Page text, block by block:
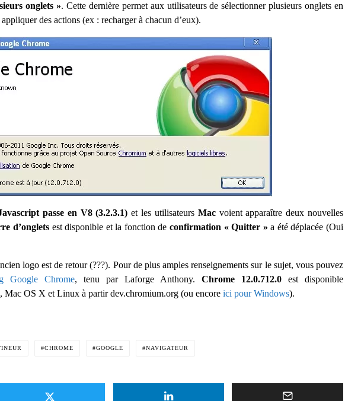
onglets ». Cette dernière permet aux utilisateurs de sélectionner plusieurs onglets en
des actions (ex : recharger à chacun d’eux).
passe en V8 (3.2.3.1) et les utilisateurs Mac voient apparaître deux nouvelles
d’ongletsest disponible et la fonction de confirmation « Quitter » a été déplacée (Oui
logo est de retour (???). Pour de plus amples renseignements sur le sujet, vous pouvez
Google Chrome, tenu par Laforge Anthony. Chrome 12.0.712.0 est disponible
Mac OS X et Linux à partir dev.chromium.org (ou encore ici pour Windows).
CHROME GOOGLE NAVIGATEUR